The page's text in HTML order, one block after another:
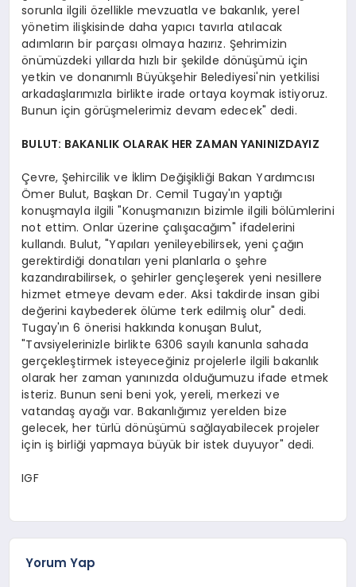
sorunla ilgili özellikle mevzuatla ve bakanlık, yerel
yönetim ilişkisinde daha yapıcı tavırla atılacak
adımların bir parçası olmaya hazırız. Şehrimizin
önümüzdeki yıllarda hızlı bir şekilde dönüşümü için
yetkin ve donanımlı Büyükşehir Belediyesi'nin yetkilisi
arkadaşlarımızla birlikte irade ortaya koymak istiyoruz.
Bunun için görüşmelerimiz devam edecek" dedi.
BULUT: BAKANLIK OLARAK HER ZAMAN YANINIZDAYIZ
Çevre, Şehircilik ve İklim Değişikliği Bakan Yardımcısı
Ömer Bulut, Başkan Dr. Cemil Tugay'ın yaptığı
konuşmayla ilgili "Konuşmanızın bizimle ilgili bölümlerini
not ettim. Onlar üzerine çalışacağım" ifadelerini
kullandı. Bulut, "Yapıları yenileyebilirsek, yeni çağın
gerektirdiği donatıları yeni planlarla o şehre
kazandırabilirsek, o şehirler gençleşerek yeni nesillere
hizmet etmeye devam eder. Aksi takdirde insan gibi
değerini kaybederek ölüme terk edilmiş olur" dedi.
Tugay'ın 6 önerisi hakkında konuşan Bulut,
"Tavsiyelerinizle birlikte 6306 sayılı kanunla sahada
gerçekleştirmek isteyeceğiniz projelerle ilgili bakanlık
olarak her zaman yanınızda olduğumuzu ifade etmek
isteriz. Bunun seni beni yok, yereli, merkezi ve
vatandaş ayağı var. Bakanlığımız yerelden bize
gelecek, her türlü dönüşümü sağlayabilecek projeler
için iş birliği yapmaya büyük bir istek duyuyor" dedi.
IGF
Yorum Yap